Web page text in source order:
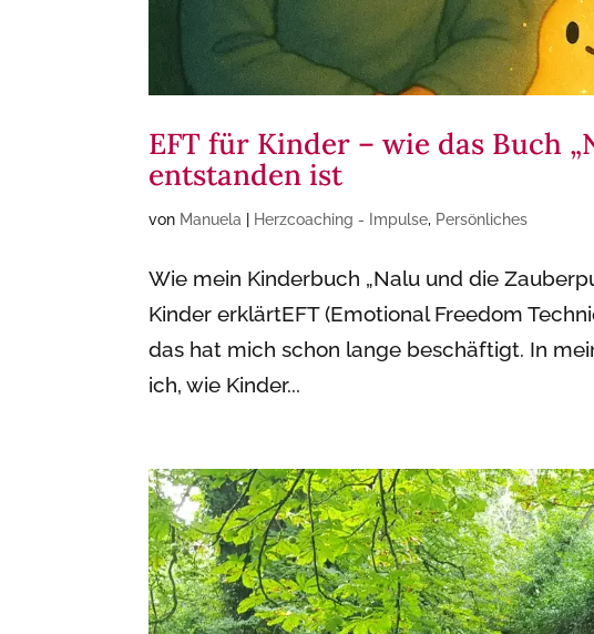
EFT für Kinder – wie das Buch
entstanden ist
von Manuela Herzcoaching - Impulse, Persönliches
Wie mein Kinderbuch „Nalu und die
Kinder erklärtEFT (Emotional Freedom
das hat mich schon lange beschäftigt. In
ich, wie Kinder...